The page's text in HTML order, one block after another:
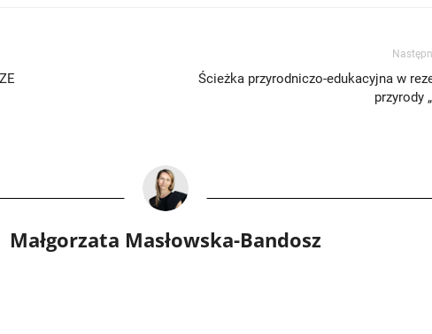
Ścieżka przyrodniczo-edukacyjna w
przyrody
Małgorzata Masłowska-Bandosz